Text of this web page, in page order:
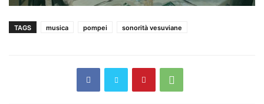
TAGS musica pompei sonorità vesuviane